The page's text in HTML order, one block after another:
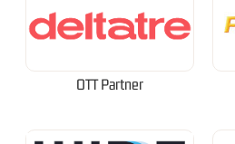
OTT Partner